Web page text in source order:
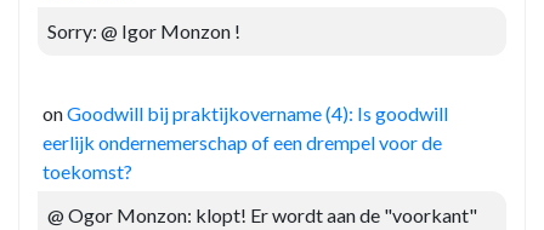
Sorry: @ Igor Monzon !
onGoodwill bij praktijkovername (4): Is goodwill
eerlijk ondernemerschap of een drempel voor de
toekomst?
@ Ogor Monzon: klopt! Er wordt aan de "voorkant"